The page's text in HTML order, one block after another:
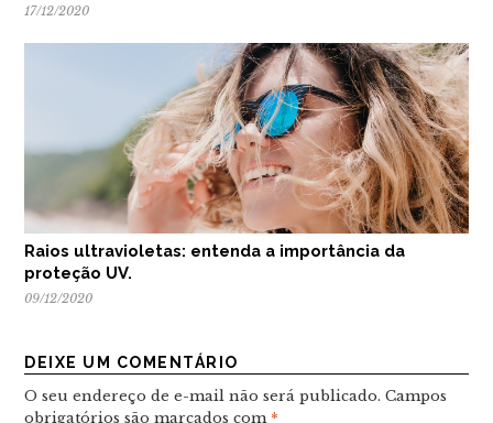
17/12/2020
Raios ultravioletas: entenda a importância da
proteção UV.
09/12/2020
DEIXE UM COMENTÁRIO
O seu endereço de e-mail não será publicado. Campos
obrigatórios são marcados com *